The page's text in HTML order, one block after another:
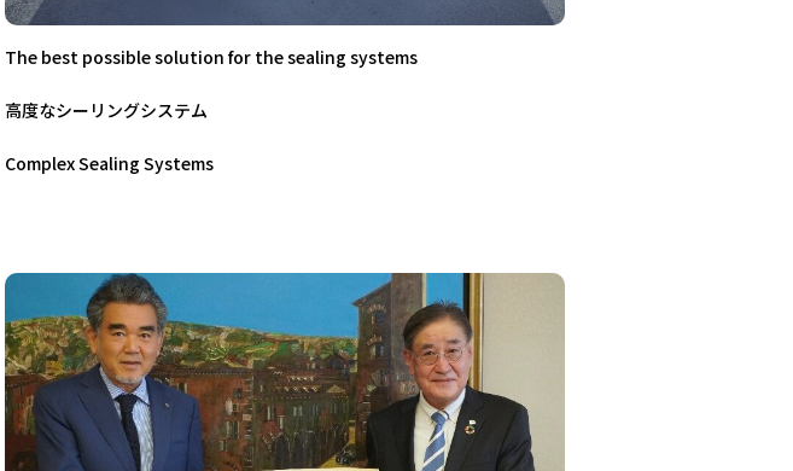
The best possible solution for the sealing systems
高度なシーリングシステム
Complex Sealing Systems